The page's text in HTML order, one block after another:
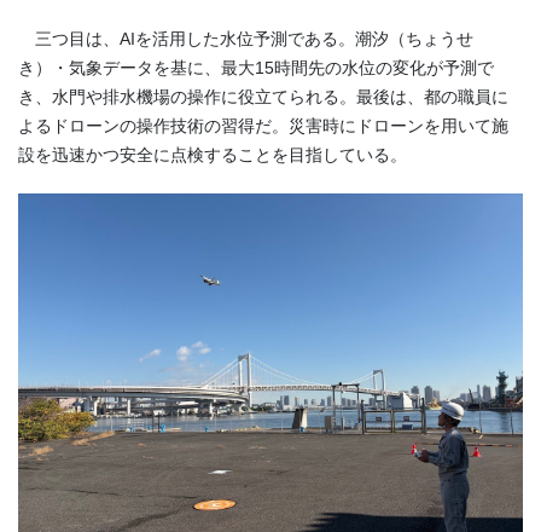
三つ目は、AIを活用した水位予測である。潮汐（ちょうせ
き）・気象データを基に、最大15時間先の水位の変化が予測で
き、水門や排水機場の操作に役立てられる。最後は、都の職員に
よるドローンの操作技術の習得だ。災害時にドローンを用いて施
設を迅速かつ安全に点検することを目指している。